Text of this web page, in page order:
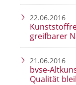
22.06.2016
greifbarer
21.06.2016
bvse-
Qualität